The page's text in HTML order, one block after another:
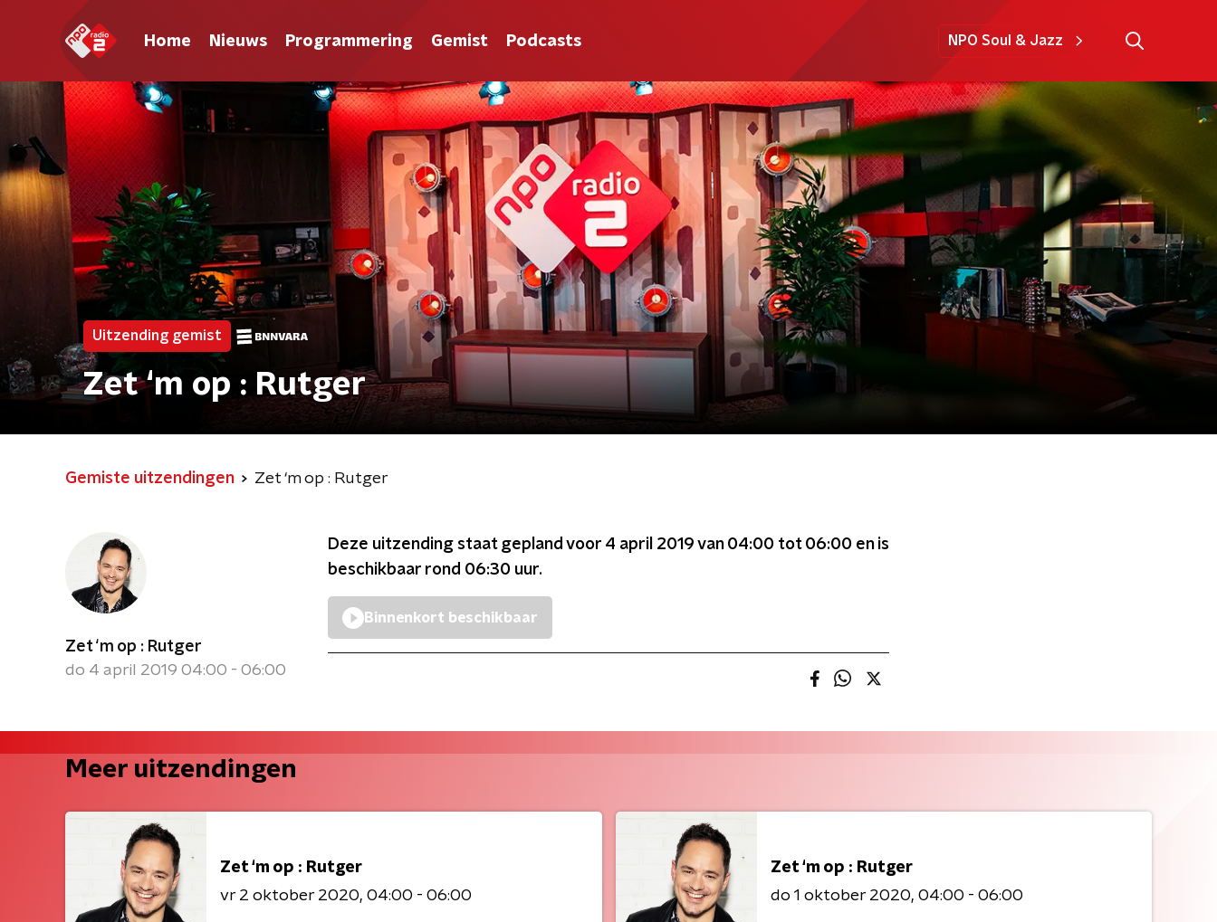
Home Nieuws Programmering Gemist Podcasts NPO Soul & Jazz
Uitzending gemist
Zet ‘m op : Rutger
Gemiste uitzendingen Zet ‘m op : Rutger
Zet ‘m op : Rutger
do 4 april 2019 04:00 - 06:00
Deze uitzending staat gepland voor 4 april 2019 van 04:00 tot 06:00 en is
beschikbaar rond 06:30 uur.
Binnenkort beschikbaar
Meer uitzendingen
Zet ‘m op : Rutger
vr 2 oktober 2020 04:00 - 06:00
Zet ‘m op : Rutger
do 1 oktober 2020 04:00 - 06:00